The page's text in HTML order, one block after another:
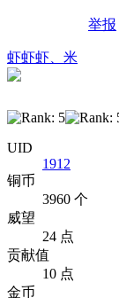
举报
虾虾虾、米
UID
1912
铜币
3960 个
威望
24 点
贡献值
10 点
金币